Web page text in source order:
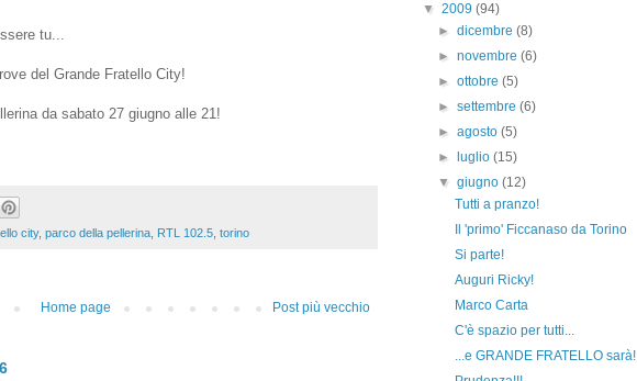
tu...
del Grande Fratello City!
da sabato 27 giugno alle 21!
city, parco della pellerina RTL 102.5 torino
Post più vecchio
Home page
▼ 2009 (94)
►dicembre(8)
►novembre(6)
►ottobre(5)
►settembre(6)
►agosto(5)
►
luglio(15)
▼giugno(12)
Tutti a pranzo!
Il 'primo' Ficcanaso da Torino
Si parte!
Auguri Ricky!
Marco Carta
C'è spazio per tutti...
...e GRANDE FRATELLO sarà!